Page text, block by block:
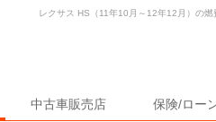
中古車販売店 保険/ロー
レクサス HS（11年10月～12年12月）の